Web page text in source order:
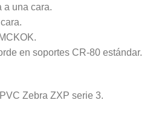
a una cara.
en soportes CR-80 estándar.
Zebra ZXP serie 3.